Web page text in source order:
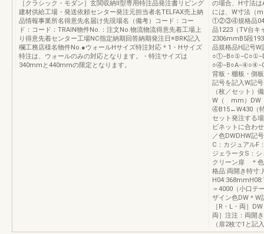
［クラシック・モダン］玄関収納Ⅱ型専用特注品発注書リビング
建材供給工場・発送依頼センター発注元担当者名TELFAX売上納
品情報事業所名得意先名届け先現場名（備考）コード：コー
ド：コード：TRAIN物件No.：注文No.物流物流得意先着工場上
り得意先着センター工場NC指定納期回答納期発注日※BRK記入
欄工務店様名物件No.●ウォールHサイズ特注対応＊1・Hサイズ
特注は、ウォールのみの対応となります。・特注サイズは
340mmと440mmの限定となります。
の場合、H寸法
には、W寸法（
①②③④規格品
品1223（TV台キ
2306mmB5段
品規格品H記号W
背板・棚板・側
記号を記入W記
（枚／セット
W（ mm）DW
④B15←W430（
セット発注する
ビネットに合わ
／色DWDHW記
C：カジュアルF
ジェラータS：
クリーン扉 ＊
格品:両開き特寸:
＝4000（小口テ
ザイン色DW＊
［R・L・両］
両］注注：両開
（扉2枚で1と記